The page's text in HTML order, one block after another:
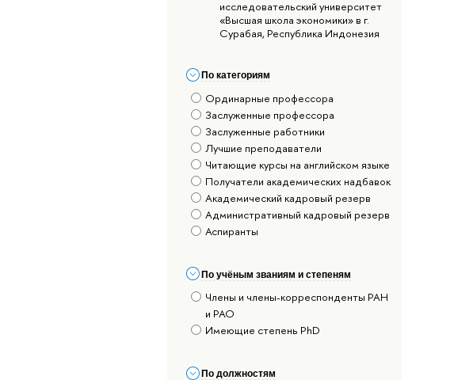
исследовательский университет
«Высшая школа экономики» в г.
Сурабая, Республика Индонезия
По категориям
Ординарные профессора
Заслуженные профессора
Заслуженные работники
Лучшие преподаватели
Читающие курсы на английском языке
Получатели академических надбавок
Академический кадровый резерв
Административный кадровый резерв
Аспиранты
По учёным званиям и степеням
Члены и члены-корреспонденты РАН
и РАО
Имеющие степень PhD
По должностям